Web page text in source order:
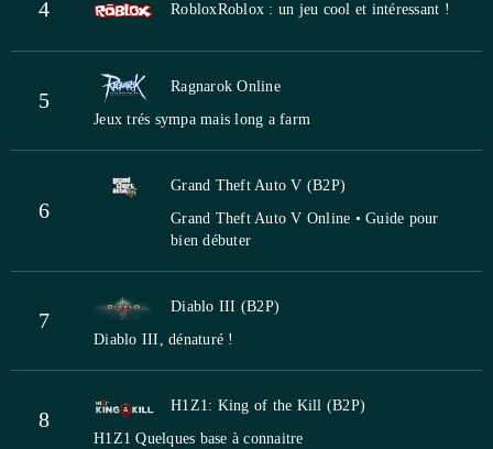
4 RobloxRoblox : un jeu cool et intéressant !
5
Ragnarok Online
Jeux trés sympa mais long a farm
6
Grand Theft Auto V (B2P)
Grand Theft Auto V Online • Guide pour
bien débuter
7
Diablo III (B2P)
Diablo III, dénaturé !
8
H1Z1: King of the Kill (B2P)
H1Z1 Quelques base à connaitre